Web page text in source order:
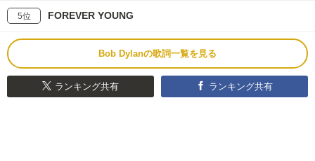
5位 FOREVER YOUNG
Bob Dylanの歌詞一覧を見る
ランキング共有 ランキング共有